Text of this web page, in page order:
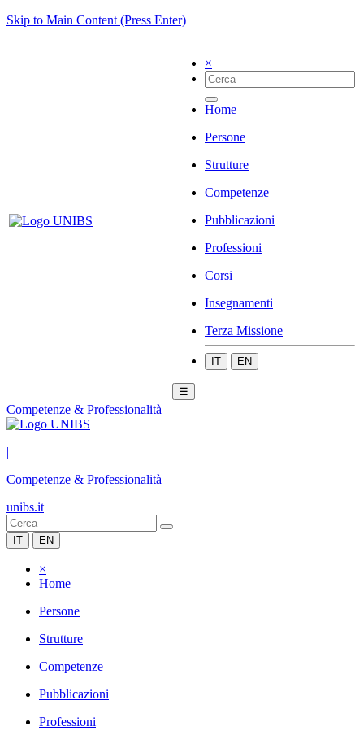
Skip to Main Content (Press Enter)
×
Home
Persone
Strutture
Competenze
Pubblicazioni
Professioni
Corsi
Insegnamenti
Terza Missione
IT EN
☰
Competenze & Professionalità
|
Competenze & Professionalità
unibs.it
IT EN
×
Home
Persone
Strutture
Competenze
Pubblicazioni
Professioni